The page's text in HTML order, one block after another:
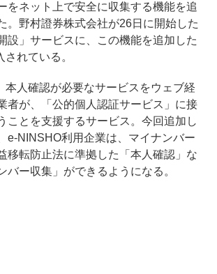
をネット上で安全に収集する機能を追
。野村證券株式会社が26日に開始した
設」サービスに、この機能を追加した
れている。
人確認が必要なサービスをウェブ経
者が、「公的個人認証サービス」に接
ことを支援するサービス。今回追加し
e-NINSHO利用企業は、マイナンバー
移転防止法に準拠した「本人確認」な
バー収集」ができるようになる。